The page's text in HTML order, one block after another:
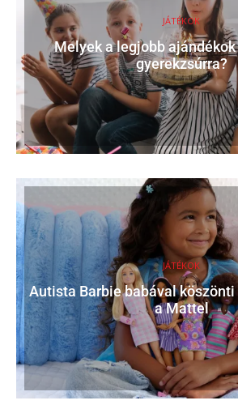
JÁTÉKOK
Melyek a legjobb
gyerekzsúrra?
JÁTÉKOK
Autista Barbie babával köszönti
a Mattel